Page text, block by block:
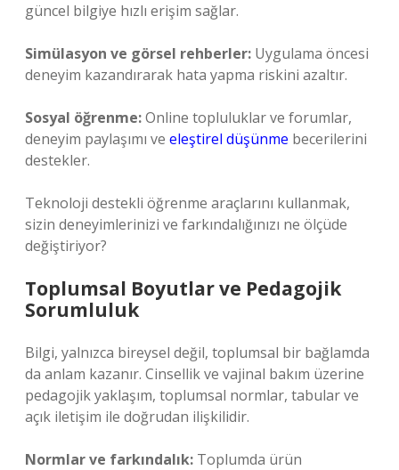
güncel bilgiye hızlı erişim sağlar.
Simülasyon ve görsel rehberler: Uygulama öncesi
deneyim kazandırarak hata yapma riskini azaltır.
Sosyal öğrenme:Online topluluklar ve forumlar,
deneyim paylaşımı ve eleştirel düşünme becerilerini
destekler.
Teknoloji destekli öğrenme araçlarını kullanmak,
sizin deneyimlerinizi ve farkındalığınızı ne ölçüde
değiştiriyor?
Toplumsal Boyutlar ve Pedagojik
Sorumluluk
Bilgi, yalnızca bireysel değil, toplumsal bir bağlamda
da anlam kazanır. Cinsellik ve vajinal bakım üzerine
pedagojik yaklaşım, toplumsal normlar, tabular ve
açık iletişim ile doğrudan ilişkilidir.
Normlar ve farkındalık: Toplumda ürün